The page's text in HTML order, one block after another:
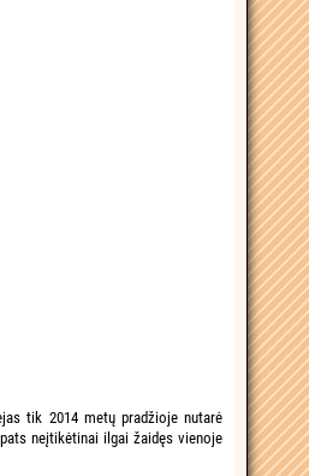
tik 2014 metų pradžioje nutarė
neįtikėtinai ilgai žaidęs vienoje